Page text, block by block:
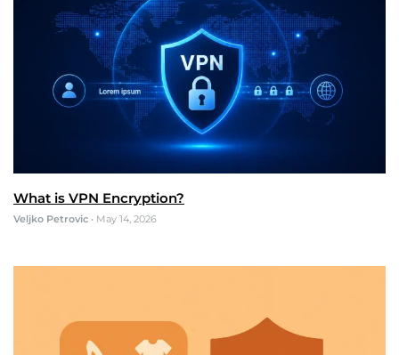
What is VPN Encryption?
Veljko Petrovic • May 14, 2026